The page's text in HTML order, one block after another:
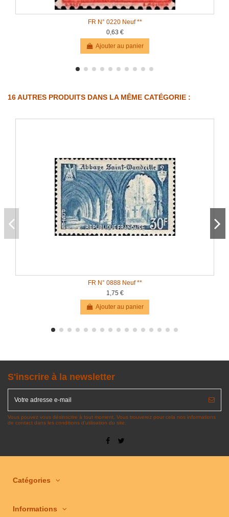
FR N° 0220 Neuf **
0,63 €
Ajouter au panier
16 AUTRES PRODUITS DANS LA MÊME CATÉGORIE :
FR N° 0888 Neuf **
1,75 €
Ajouter au panier
S'inscrire à la newsletter
Vous pouvez vous désinscrire à tout moment. Vous trouverez pour cela nos informations
de contact dans les conditions d'utilisation du site.
Catégories
Informations